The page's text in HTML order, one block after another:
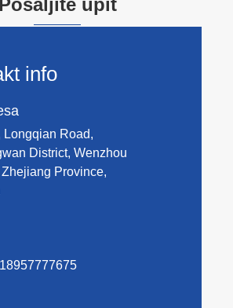
Pošaljite upit
info
Longqian Road,
District, Wenzhou
Province,